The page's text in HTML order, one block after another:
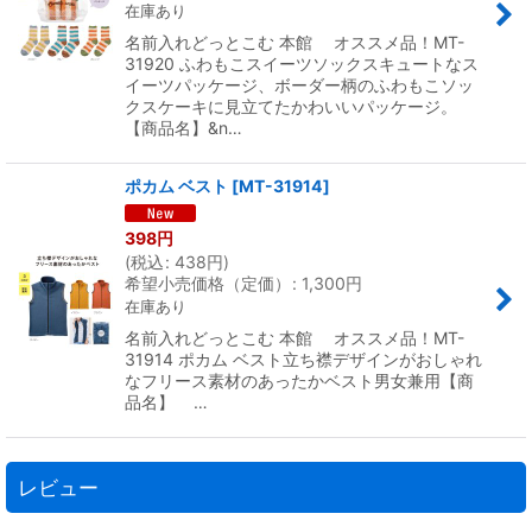
在庫あり
名前入れどっとこむ 本館 オススメ品！MT-
31920 ふわもこスイーツソックスキュートなス
イーツパッケージ、ボーダー柄のふわもこソッ
クスケーキに見立てたかわいいパッケージ。
【商品名】&n…
ポカム ベスト [MT-31914]
398円
(税込: 438円)
希望小売価格（定価）
: 1,300円
在庫あり
名前入れどっとこむ 本館 オススメ品！MT-
31914 ポカム ベスト立ち襟デザインがおしゃれ
なフリース素材のあったかベスト男女兼用【商
品名】 …
レビュー